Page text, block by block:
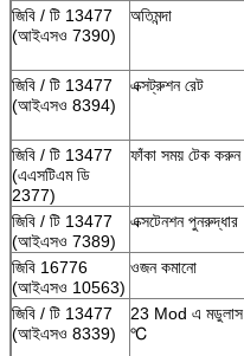
জিবি / টি 13477
(আইএসও 7390)
অতিমন্দা
জিবি / টি 13477
(আইএসও 8394)
এক্সট্রুশন রেট
জিবি / টি 13477
(এএসটিএম ডি
2377)
ফাঁকা সময় টেক করুন
জিবি / টি 13477
(আইএসও 7389)
এক্সটেনশন পুনরুদ্ধার
জিবি 16776
(আইএসও 10563)
ওজন কমানো
জিবি / টি 13477
(আইএসও 8339)
23 Mod এ মডুলাস
℃